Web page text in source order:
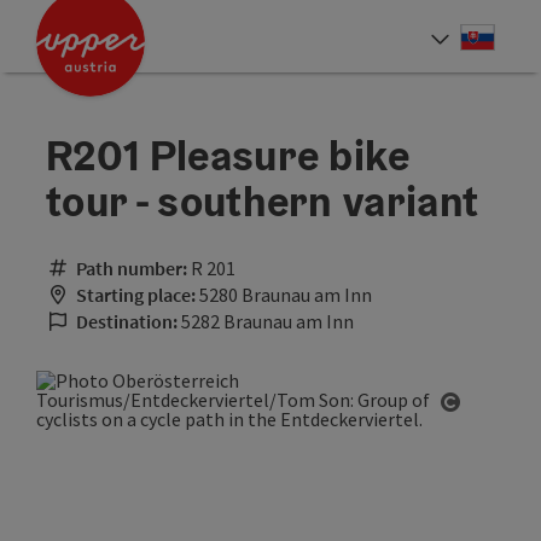
Accesskey
Accesskey
R201 Pleasure bike
tour - southern variant
Path number: R 201
Starting place:5280 Braunau am Inn
Destination:5282 Braunau am Inn